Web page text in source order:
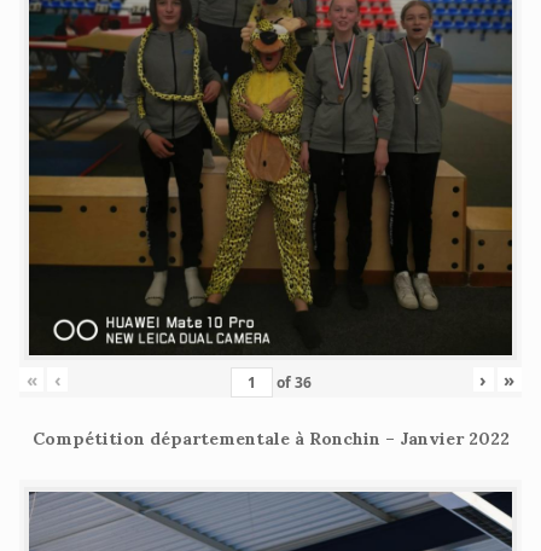
« ‹ of36 › »
Compétition départementale à Ronchin – Janvier 2022